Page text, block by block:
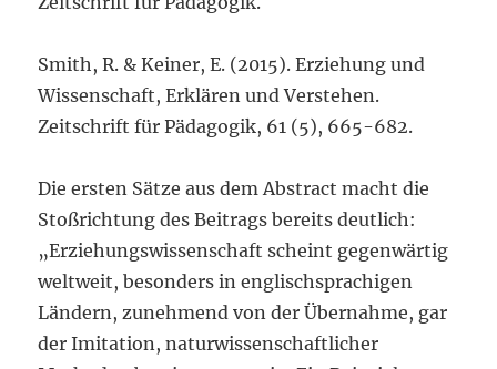
Smith, R. & Keiner, E. (2015). Erziehung und
Wissenschaft, Erklären und Verstehen.
Zeitschrift für Pädagogik, 61 (5), 665-682.
Die ersten Sätze aus dem Abstract macht die
Stoßrichtung des Beitrags bereits deutlich:
„Erziehungswissenschaft scheint gegenwärtig
weltweit, besonders in englischsprachigen
Ländern, zunehmend von der Übernahme, gar
der Imitation, naturwissenschaftlicher